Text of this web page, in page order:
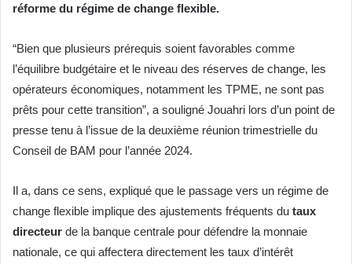
réforme du régime de change flexible.
“Bien que plusieurs prérequis soient favorables comme
l’équilibre budgétaire et le niveau des réserves de change, les
opérateurs économiques, notamment les TPME, ne sont pas
prêts pour cette transition”, a souligné Jouahri lors d’un point de
presse tenu à l’issue de la deuxième réunion trimestrielle du
Conseil de BAM pour l’année 2024.
Il a, dans ce sens, expliqué que le passage vers un régime de
change flexible implique des ajustements fréquents du taux
directeur de la banque centrale pour défendre la monnaie
nationale, ce qui affectera directement les taux d’intérêt